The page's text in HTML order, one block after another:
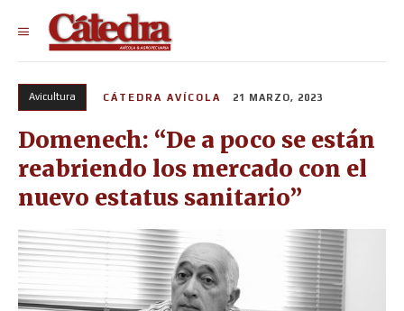
Avicultura CÁTEDRA AVÍCOLA 21 MARZO, 2023
Domenech: “De a poco se están
reabriendo los mercado con el
nuevo estatus sanitario”